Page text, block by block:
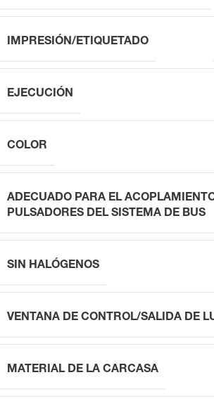
IMPRESIÓN/ETIQUETADO
EJECUCIÓN
COLOR
ADECUADO PARA EL
PULSADORES DEL SISTEMA DE BUS
SIN HALÓGENOS
VENTANA DE CONTROL/SALIDA DE
MATERIAL DE LA CARCASA